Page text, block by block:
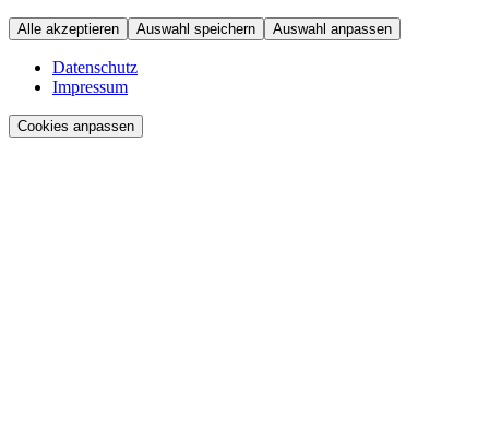
Alle akzeptieren Auswahl speichern Auswahl anpassen
Datenschutz
Impressum
Cookies anpassen